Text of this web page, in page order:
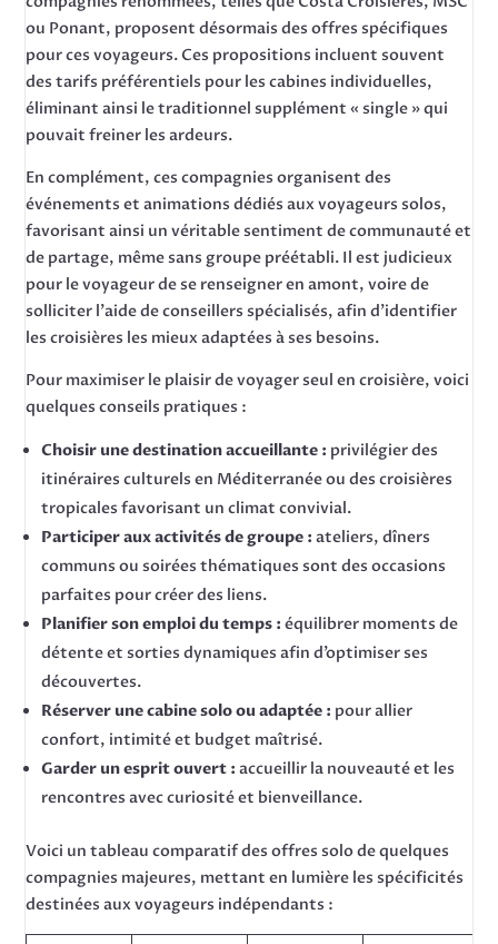
ou Ponant, proposent désormais des offres spécifiques
pour ces voyageurs. Ces propositions incluent souvent
des tarifs préférentiels pour les cabines individuelles,
éliminant ainsi le traditionnel supplément « single » qui
pouvait freiner les ardeurs.
En complément, ces compagnies organisent des
événements et animations dédiés aux voyageurs solos,
favorisant ainsi un véritable sentiment de communauté et
de partage, même sans groupe préétabli. Il est judicieux
pour le voyageur de se renseigner en amont, voire de
solliciter l’aide de conseillers spécialisés, afin d’identifier
les croisières les mieux adaptées à ses besoins.
Pour maximiser le plaisir de voyager seul en croisière, voici
quelques conseils pratiques :
Choisir une destination accueillante : privilégier des
itinéraires culturels en Méditerranée ou des croisières
tropicales favorisant un climat convivial.
Participer aux activités de groupe : ateliers, dîners
communs ou soirées thématiques sont des occasions
parfaites pour créer des liens.
Planifier son emploi du temps : équilibrer moments de
détente et sorties dynamiques afin d’optimiser ses
découvertes.
Réserver une cabine solo ou adaptée : pour allier
confort, intimité et budget maîtrisé.
Garder un esprit ouvert : accueillir la nouveauté et les
rencontres avec curiosité et bienveillance.
Voici un tableau comparatif des offres solo de quelques
compagnies majeures, mettant en lumière les spécificités
destinées aux voyageurs indépendants :